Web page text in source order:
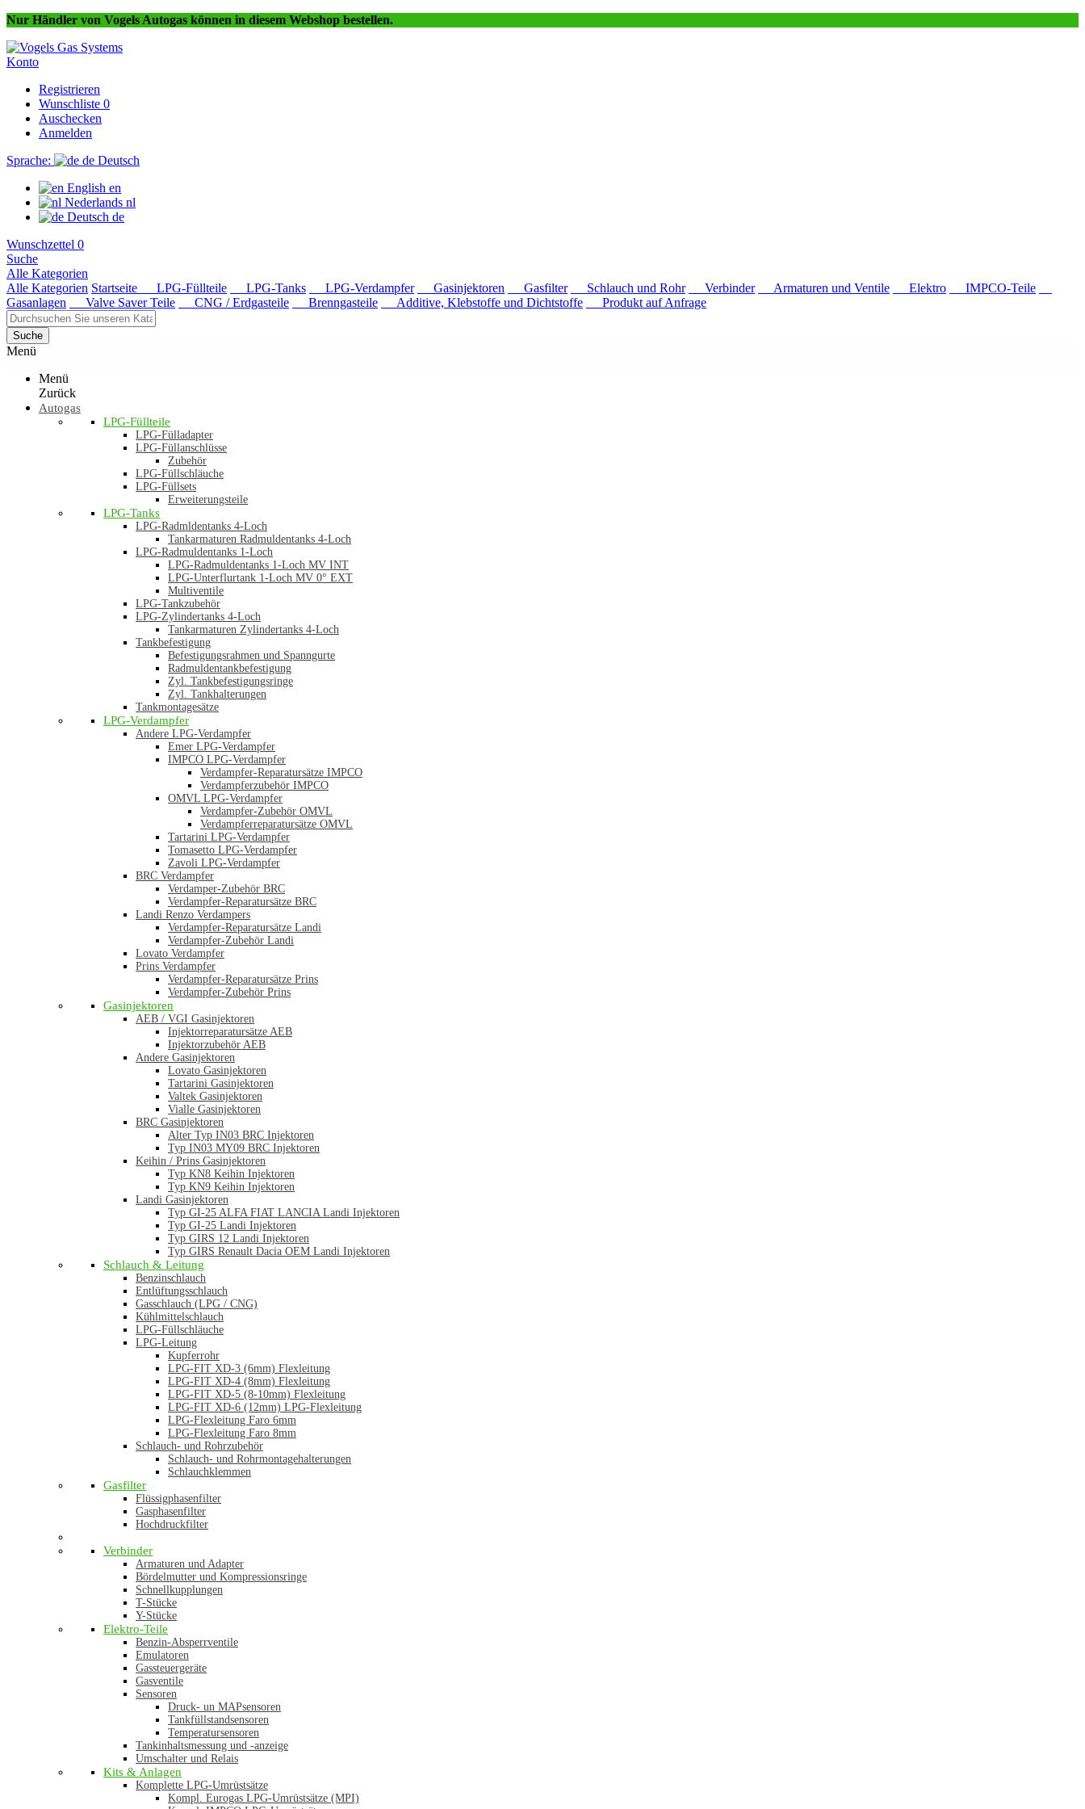
Nur Händler von Vogels Autogas können in diesem Webshop bestellen.
Konto
Registrieren
Wunschliste 0
Auschecken
Anmelden
Sprache:
de Deutsch
English en
Nederlands nl
Deutsch de
Wunschzettel 0
Suche
Alle Kategorien
Alle Kategorien Startseite LPG-Füllteile LPG-Tanks LPG-Verdampfer Gasinjektoren Gasfilter Schlauch und Rohr Verbinder Armaturen und Ventile Elektro
IMPCO-Teile
Gasanlagen
Valve Saver Teile CNG / Erdgasteile Brenngasteile Additive, Klebstoffe und Dichtstoffe Produkt auf Anfrage
Suche
Menü
Menü
Zurück
Autogas
LPG-Füllteile
LPG-Fülladapter
LPG-Füllanschlüsse
Zubehör
LPG-Füllschläuche
LPG-Füllsets
Erweiterungsteile
LPG-Tanks
LPG-Radmldentanks 4-Loch
Tankarmaturen Radmuldentanks 4-Loch
LPG-Radmuldentanks 1-Loch
LPG-Radmuldentanks 1-Loch MV INT
LPG-Unterflurtank 1-Loch MV 0° EXT
Multiventile
LPG-Tankzubehör
LPG-Zylindertanks 4-Loch
Tankarmaturen Zylindertanks 4-Loch
Tankbefestigung
Befestigungsrahmen und Spanngurte
Radmuldentankbefestigung
Zyl. Tankbefestigungsringe
Zyl. Tankhalterungen
Tankmontagesätze
LPG-Verdampfer
Andere LPG-Verdampfer
Emer LPG-Verdampfer
IMPCO LPG-Verdampfer
Verdampfer-Reparatursätze IMPCO
Verdampferzubehör IMPCO
OMVL LPG-Verdampfer
Verdampfer-Zubehör OMVL
Verdampferreparatursätze OMVL
Tartarini LPG-Verdampfer
Tomasetto LPG-Verdampfer
Zavoli LPG-Verdampfer
BRC Verdampfer
Verdamper-Zubehör BRC
Verdampfer-Reparatursätze BRC
Landi Renzo Verdampers
Verdampfer-Reparatursätze Landi
Verdampfer-Zubehör Landi
Lovato Verdampfer
Prins Verdampfer
Verdampfer-Reparatursätze Prins
Verdampfer-Zubehör Prins
Gasinjektoren
AEB / VGI Gasinjektoren
Injektorreparatursätze AEB
Injektorzubehör AEB
Andere Gasinjektoren
Lovato Gasinjektoren
Tartarini Gasinjektoren
Valtek Gasinjektoren
Vialle Gasinjektoren
BRC Gasinjektoren
Alter Typ IN03 BRC Injektoren
Typ IN03 MY09 BRC Injektoren
Keihin / Prins Gasinjektoren
Typ KN8 Keihin Injektoren
Typ KN9 Keihin Injektoren
Landi Gasinjektoren
Typ GI-25 ALFA FIAT LANCIA Landi Injektoren
Typ GI-25 Landi Injektoren
Typ GIRS 12 Landi Injektoren
Typ GIRS Renault Dacia OEM Landi Injektoren
Schlauch & Leitung
Benzinschlauch
Entlüftungsschlauch
Gasschlauch (LPG / CNG)
Kühlmittelschlauch
LPG-Füllschläuche
LPG-Leitung
Kupferrohr
LPG-FIT XD-3 (6mm) Flexleitung
LPG-FIT XD-4 (8mm) Flexleitung
LPG-FIT XD-5 (8-10mm) Flexleitung
LPG-FIT XD-6 (12mm) LPG-Flexleitung
LPG-Flexleitung Faro 6mm
LPG-Flexleitung Faro 8mm
Schlauch- und Rohrzubehör
Schlauch- und Rohrmontagehalterungen
Schlauchklemmen
Gasfilter
Flüssigphasenfilter
Gasphasenfilter
Hochdruckfilter
Verbinder
Armaturen und Adapter
Bördelmutter und Kompressionsringe
Schnellkupplungen
T-Stücke
Y-Stücke
Elektro-Teile
Benzin-Absperrventile
Emulatoren
Gassteuergeräte
Gasventile
Sensoren
Druck- un MAPsensoren
Tankfüllstandsensoren
Temperatursensoren
Tankinhaltsmessung und -anzeige
Umschalter und Relais
Kits & Anlagen
Komplette LPG-Umrüstsätze
Kompl. Eurogas LPG-Umrüstsätze (MPI)